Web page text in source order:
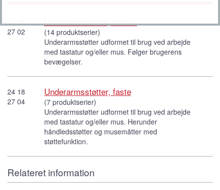
24 18
27 02
Underarmsstøtter, mobile
(14 produktserier)
Underarmsstøtter udformet til brug ved arbejde
med tastatur og/eller mus. Følger brugerens
bevægelser.
24 18
27 04
Underarmsstøtter, faste
(7 produktserier)
Underarmsstøtter udformet til brug ved arbejde
med tastatur og/eller mus. Herunder
håndledsstøtter og musemåtter med
støttefunktion.
Relateret information